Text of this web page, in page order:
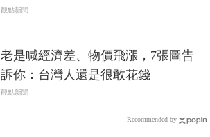
觀點新聞
老是喊經濟差、物價飛漲，7張圖告
訴你：台灣人還是很敢花錢
觀點新聞
Recommended by